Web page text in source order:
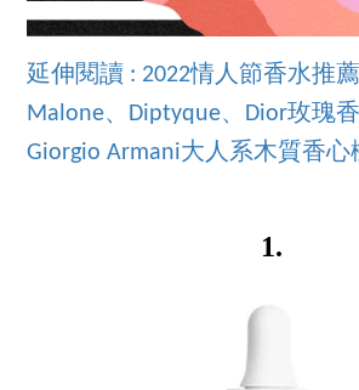
延伸閱讀 : 2022情人節香水推薦
Malone、Diptyque、Dior玫瑰
Giorgio Armani大人系木質香心
1.